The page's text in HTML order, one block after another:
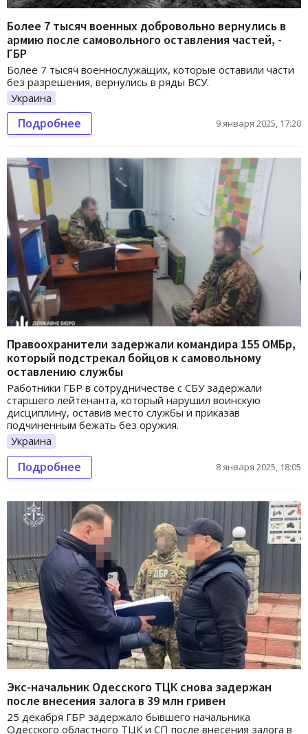
Более 7 тысяч военных добровольно вернулись в
армию после самовольного оставления частей, -
ГБР
Более 7 тысяч военнослужащих, которые оставили части
без разрешения, вернулись в ряды ВСУ.
Украина
Подробнее 9 января 2025, 17:20
Правоохранители задержали командира 155 ОМБр,
который подстрекал бойцов к самовольному
оставлению службы
Работники ГБР в сотрудничестве с СБУ задержали
старшего лейтенанта, который нарушил воинскую
дисциплину, оставив место службы и приказав
подчиненным бежать без оружия.
Украина
Подробнее 8 января 2025, 18:05
Экс-начальник Одесского ТЦК снова задержан
после внесения залога в 39 млн гривен
25 декабря ГБР задержало бывшего начальника
Одесского областного ТЦК и СП после внесения залога в